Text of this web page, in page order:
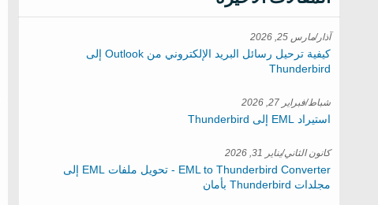
آذار/مارس 25, 2026
كيفية ترحيل رسائل البريد الإلكتروني من Outlook إلى
Thunderbird
شباط/فبراير 27, 2026
استيراد EML إلى Thunderbird
كانون الثاني/يناير 31, 2026
EML to Thunderbird Converter - تحويل ملفات EML إلى
مجلدات Thunderbird بأمان